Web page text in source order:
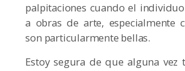
palpitaciones cuando el
a obras de arte, especialmente
son particularmente bellas.
Estoy segura de que alguna vez